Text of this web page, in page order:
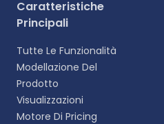
Caratteristiche
Principali
Tutte Le Funzionalità
Modellazione Del
Prodotto
Visualizzazioni
Motore Di Pricing